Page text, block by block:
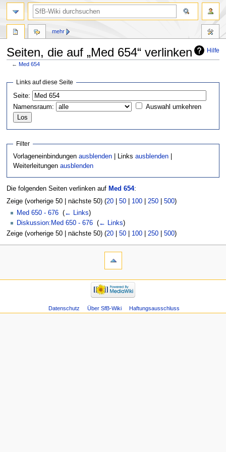
Hilfe
Seiten, die auf „Med 654“ verlinken
← Med 654
springen
springen
Links auf diese Seite
Seite:
Namensraum:
Auswahl umkehren
Filter
Vorlageneinbindungenausblenden | Linksausblenden
Weiterleitungenausblenden
Die folgenden Seiten verlinken auf Med 654:
Zeige (vorherige 50 | nächste 50) (20| 50| 100| 250| 500)
Med 650 - 676 (← Links)
Diskussion:Med 650 - 676 (← Links)
Zeige (vorherige 50 | nächste 50) (20| 50| 100| 250| 500)
mehr
Datenschutz Über SfB-Wiki Haftungsausschluss